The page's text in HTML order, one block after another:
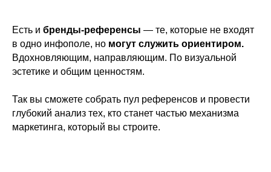
Есть и бренды-референсы — те, которые не входят
в одно инфополе, но могут служить ориентиром.
Вдохновляющим, направляющим. По визуальной
эстетике и общим ценностям.
Так вы сможете собрать пул референсов и провести
глубокий анализ тех, кто станет частью механизма
маркетинга, который вы строите.